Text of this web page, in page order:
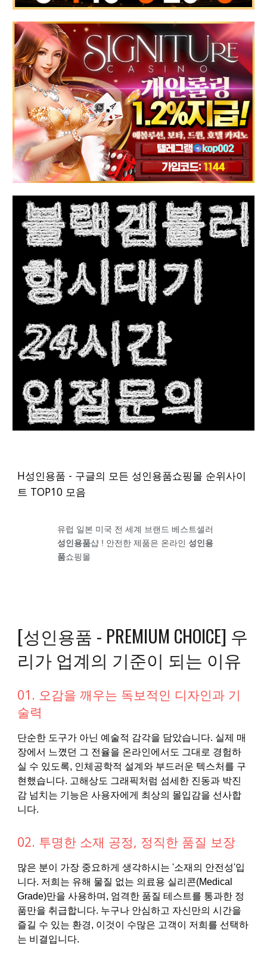
H성인용품 - 구글의 모든 성인용품쇼핑몰 순위사이
트 TOP10 모음
유럽 일본 미국 전 세계 브랜드 베스트셀러
성인용품샵 ! 안전한 제품은 온라인성인용
품쇼핑몰
[성인용품 - PREMIUM CHOICE] 우
리가 업계의 기준이 되는 이유
01. 오감을 깨우는 독보적인 디자인과 기
술력
단순한 도구가 아닌 예술적 감각을 담았습니다. 실제 매
장에서 느꼈던 그 전율을 온라인에서도 그대로 경험하
실 수 있도록, 인체공학적 설계와 부드러운 텍스처를 구
현했습니다. 고해상도 그래픽처럼 섬세한 진동과 박진
감 넘치는 기능은 사용자에게 최상의 몰입감을 선사합
니다.
02. 투명한 소재 공정, 정직한 품질 보장
많은 분이 가장 중요하게 생각하시는 '소재의 안전성'입
니다. 저희는 유해 물질 없는 의료용 실리콘(Medical
Grade)만을 사용하며, 엄격한 품질 테스트를 통과한 정
품만을 취급합니다. 누구나 안심하고 자신만의 시간을
즐길 수 있는 환경, 이것이 수많은 고객이 저희를 선택하
는 비결입니다.